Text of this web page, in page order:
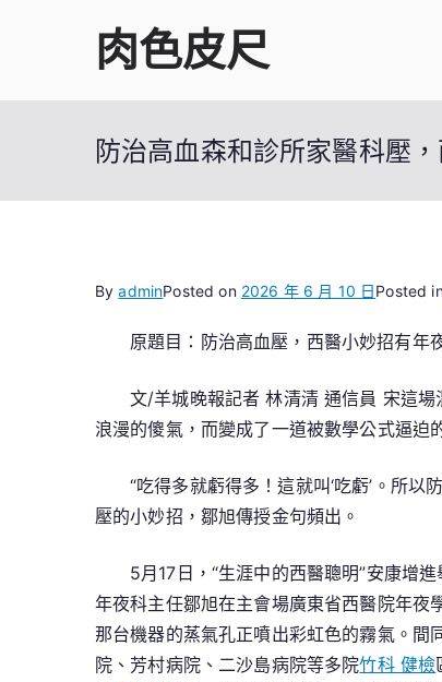
肉色皮尺
防治高血森和診所家醫科壓
ByadminPosted on 2026 年 6 月 10 日Posted
原題目：防治高血壓，西醫小妙招有年
文/羊城晚報記者 林清清通信員 宋這場
浪漫的傻氣，而變成了一道被數學公式逼迫
“吃得多就虧得多！這就叫‘吃虧’。所
壓的小妙招，鄒旭傳授金句頻出。
5月17日，“生涯中的西醫聰明”安康增
年夜科主任鄒旭在主會場廣東省西醫院年夜
那台機器的蒸氣孔正噴出彩虹色的霧氣。間
院、芳村病院、二沙島病院等多院竹科 健檢